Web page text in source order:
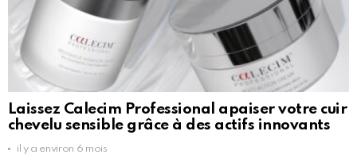
Laissez Calecim Professional apaiser votre cuir
chevelu sensible grâce à des actifs innovants
il y a environ 6 mois